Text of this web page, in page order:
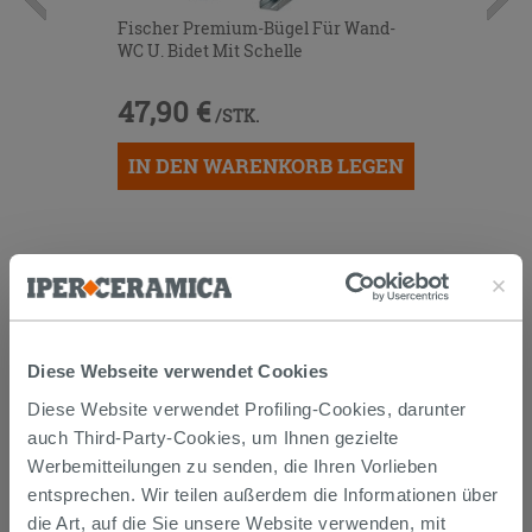
Diese Webseite verwendet Cookies
Diese Website verwendet Profiling-Cookies, darunter
auch Third-Party-Cookies, um Ihnen gezielte
Werbemitteilungen zu senden, die Ihren Vorlieben
entsprechen. Wir teilen außerdem die Informationen über
die Art, auf die Sie unsere Website verwenden, mit
Fischer Premium-Bügel Für Wand-
WC U. Bidet Mit Schelle
47,90 € /STK.
IN DEN WARENKORB LEGEN
Versand
Die Waren werden normalerweise innerhalb von 15
Werktagen ab der Auftragsbestätigung zum Versand